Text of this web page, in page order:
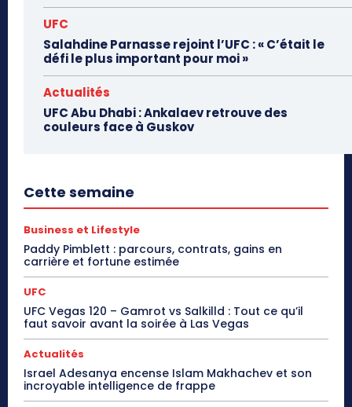
UFC
Salahdine Parnasse rejoint l’UFC : « C’était le
défi le plus important pour moi »
Actualités
UFC Abu Dhabi : Ankalaev retrouve des
couleurs face à Guskov
Cette semaine
Business et Lifestyle
Paddy Pimblett : parcours, contrats, gains en
carrière et fortune estimée
UFC
UFC Vegas 120 – Gamrot vs Salkilld : Tout ce qu’il
faut savoir avant la soirée à Las Vegas
Actualités
Israel Adesanya encense Islam Makhachev et son
incroyable intelligence de frappe